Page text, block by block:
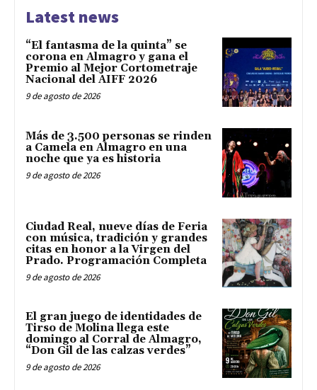
Latest news
“El fantasma de la quinta” se
corona en Almagro y gana el
Premio al Mejor Cortometraje
Nacional del AIFF 2026
9 de agosto de 2026
Más de 3.500 personas se rinden
a Camela en Almagro en una
noche que ya es historia
9 de agosto de 2026
Ciudad Real, nueve días de Feria
con música, tradición y grandes
citas en honor a la Virgen del
Prado. Programación Completa
9 de agosto de 2026
El gran juego de identidades de
Tirso de Molina llega este
domingo al Corral de Almagro,
“Don Gil de las calzas verdes”
9 de agosto de 2026